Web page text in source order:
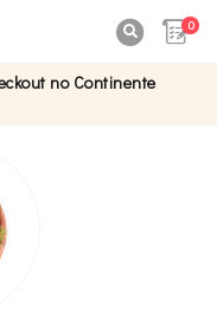
0
no Continente